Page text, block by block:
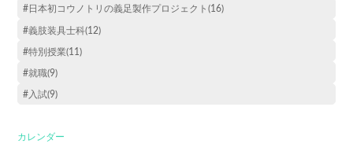
#日本初コウノトリの義足製作プロジェクト(16)
#義肢装具士科(12)
#特別授業(11)
#就職(9)
#入試(9)
カレンダー